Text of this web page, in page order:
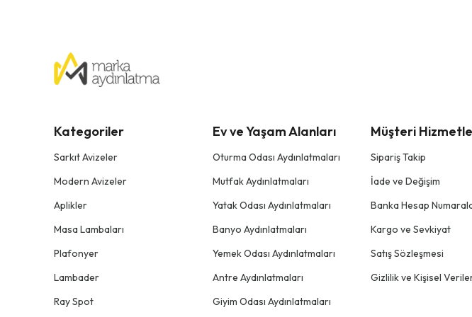
Kategoriler
Sarkıt Avizeler
Modern Avizeler
Aplikler
Masa Lambaları
Plafonyer
Lambader
Ray Spot
Ev ve Yaşam Alanları
Oturma Odası Aydınlatmaları
Mutfak Aydınlatmaları
Yatak Odası Aydınlatmaları
Banyo Aydınlatmaları
Yemek Odası Aydınlatmaları
Antre Aydınlatmaları
Giyim Odası Aydınlatmaları
Müşteri
Sipariş Takip
İade ve Değişim
Banka Hesap
Kargo ve Sevkiyat
Satış Sözleşmesi
Gizlilik ve Kişisel